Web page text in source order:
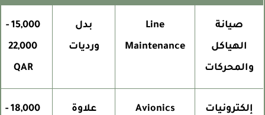
صيانة
الهياكل
والمحركات
Line
Maintenance
بدل
ورديات
15,000 -
22,000
QAR
إلكترونيات
Avionics
علاوة
18,000 -